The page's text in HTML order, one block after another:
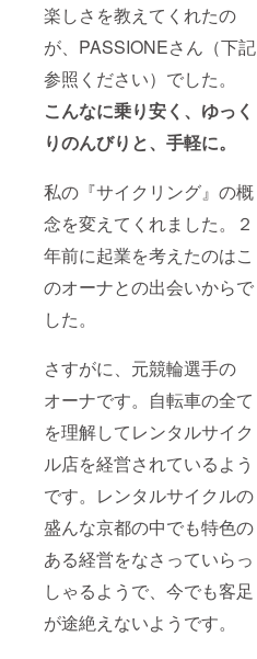
楽しさを教えてくれたの
が、PASSIONEさん（下記
参照ください）でした。
こんなに乗り安く、ゆっく
りのんびりと、手軽に。
私の『サイクリング』の概
念を変えてくれました。２
年前に起業を考えたのはこ
のオーナとの出会いからで
した。
さすがに、元競輪選手の
オーナです。自転車の全て
を理解してレンタルサイク
ル店を経営されているよう
です。レンタルサイクルの
盛んな京都の中でも特色の
ある経営をなさっていらっ
しゃるようで、今でも客足
が途絶えないようです。